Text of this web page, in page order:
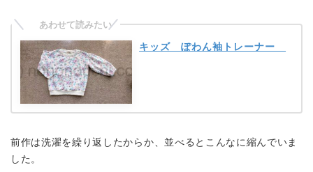
キッズ ぽわん袖トレーナー
前作は洗濯を繰り返したからか、並べるとこんなに縮んでいま
した。